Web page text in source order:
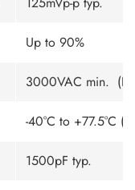
Up to 90%
3000VAC min.
-40°C to +77.5°C
1500pF typ.